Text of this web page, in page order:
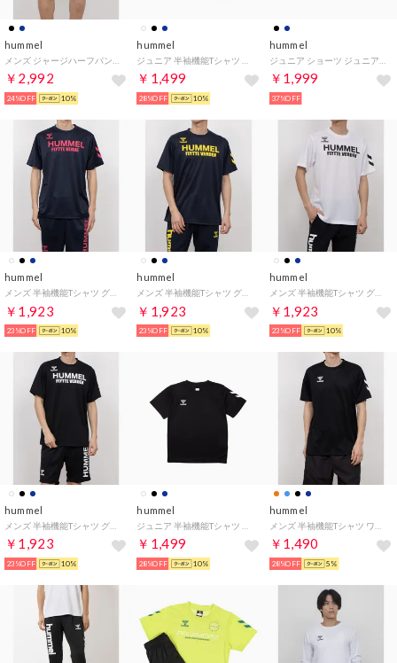
hummel
￥2,992
24%OFF 10%
hummel
￥1,499
28%OFF 10%
hummel
￥1,999
37%OFF
hummel
￥1,923
23%OFF 10%
hummel
￥1,923
23%OFF 10%
hummel
メンズ 半袖機能Tシャツ グラフィックTシャツ HAY2139AP （WHITEXBLACK）
￥1,923
23%OFF 10%
hummel
￥1,923
23%OFF 10%
hummel
￥1,499
28%OFF 10%
hummel
￥1,490
28%OFF 5%